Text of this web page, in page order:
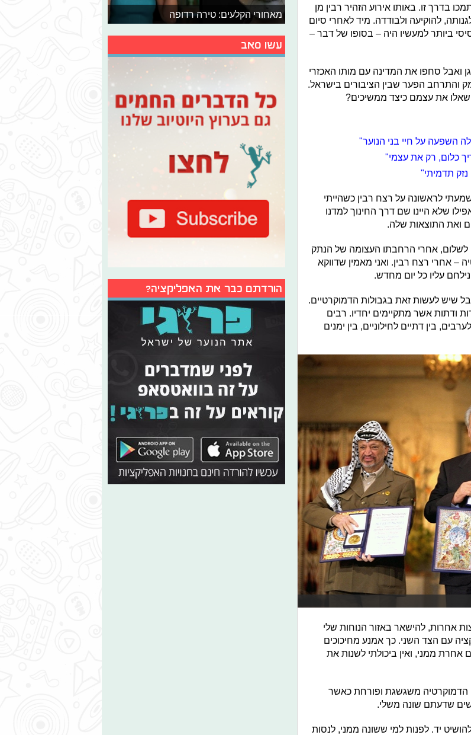
בדרך זו. באותו אירוע הזהיר רבין מן
להוקיעה ולבודדה. מיד לאחרי סיום
ביותר למעשיו היה – בסופו של דבר –
ואבל סחפו את המדינה עם מותו האכזרי
והתרחב הפער שבין הציבורים בישראל.
ושאלו את עצמם כיצד ממשיכים?
השפעה על חיי בני הנוער"
כלום, רק את עצמי"
נזק תדמיתי"
לראשונה על רצח רבין כשהייתי
שלא היינו שם דרך החינוך למדנו
ואת התוצאות שלה.
לשלום, אחרי הרחבתו העצומה של הנתק
– אחרי רצח רבין. ואני מאמין שדווקא
עליו כל יום מחדש.
שיש לעשות זאת בגבולות הדמוקרטיים.
ודתות אשר מתקיימים יחדיו. רבים
בין דתיים לחילוניים, בין ימנים
אחרות, להישאר באזור הנוחות שלי
עם הצד השני. כך אמנע מחיכוכים
ממני, ואין ביכולתי לשנות את
הדמוקרטיה משגשגת ופורחת כאשר
שדעתם שונה משלי.
יד. לפנות למי ששונה ממני, לנסות
מאחורי הקלעים: טירה רדופה
עשו סאב
הורדתם כבר את האפליקציה?